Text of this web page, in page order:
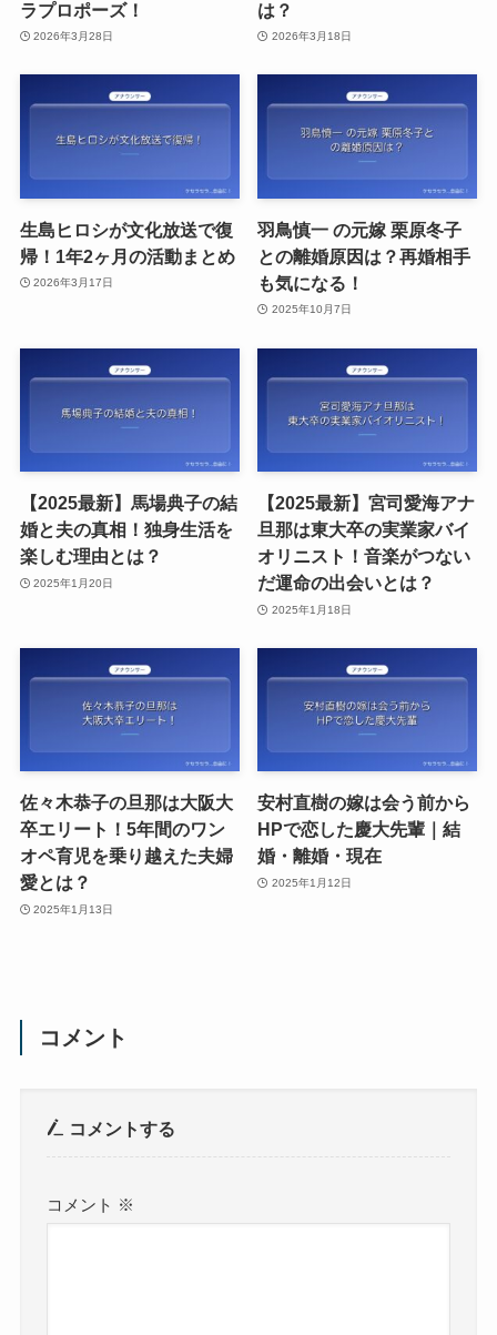
ラプロポーズ！
2026年3月28日
は？
2026年3月18日
生島ヒロシが文化放送で復
帰！1年2ヶ月の活動まとめ
2026年3月17日
羽鳥慎一 の元嫁 栗原冬子
との離婚原因は？再婚相手
も気になる！
2025年10月7日
【2025最新】馬場典子の結
婚と夫の真相！独身生活を
楽しむ理由とは？
2025年1月20日
【2025最新】宮司愛海アナ
旦那は東大卒の実業家バイ
オリニスト！音楽がつない
だ運命の出会いとは？
2025年1月18日
佐々木恭子の旦那は大阪大
卒エリート！5年間のワン
オペ育児を乗り越えた夫婦
愛とは？
2025年1月13日
安村直樹の嫁は会う前から
HPで恋した慶大先輩｜結
婚・離婚・現在
2025年1月12日
コメント
コメントする
コメント ※